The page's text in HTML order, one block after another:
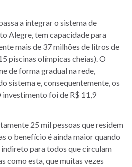
a integrar o sistema de
Alegre, tem capacidade para
mais de 37 milhões de litros de
piscinas olímpicas cheias). O
de forma gradual na rede,
sistema e, consequentemente, os
investimento foi de R$ 11,9
25 mil pessoas que residem
o benefício é ainda maior quando
para todos que circulam
como esta, que muitas vezes